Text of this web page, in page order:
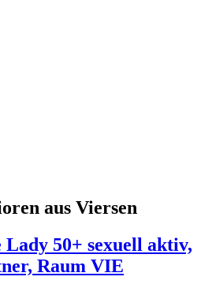
aus Viersen
50+ sexuell aktiv,
Raum VIE